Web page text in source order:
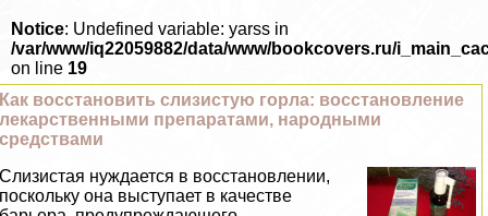
Notice: Undefined variable: yarss in
/var/www/iq22059882/data/www/bookcovers.ru/
on line 19
Как восстановить слизистую горла: восстановление
лекарственными препаратами, народными
средствами
Слизистая нуждается в восстановлении,
поскольку она выступает в качестве